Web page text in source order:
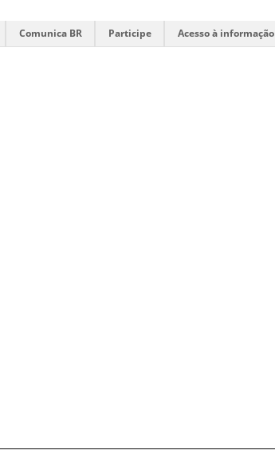
Comunica BR Participe Acesso à informação